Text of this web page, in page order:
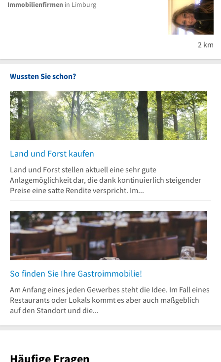
Immobilienfirmen in Limburg
2 km
Wussten Sie schon?
Land und Forst kaufen
Land und Forst stellen aktuell eine sehr gute
Anlagemöglichkeit dar, die dank kontinuierlich steigender
Preise eine satte Rendite verspricht. Im...
So finden Sie Ihre Gastroimmobilie!
Am Anfang eines jeden Gewerbes steht die Idee. Im Fall eines
Restaurants oder Lokals kommt es aber auch maßgeblich
auf den Standort und die...
Häufige Fragen